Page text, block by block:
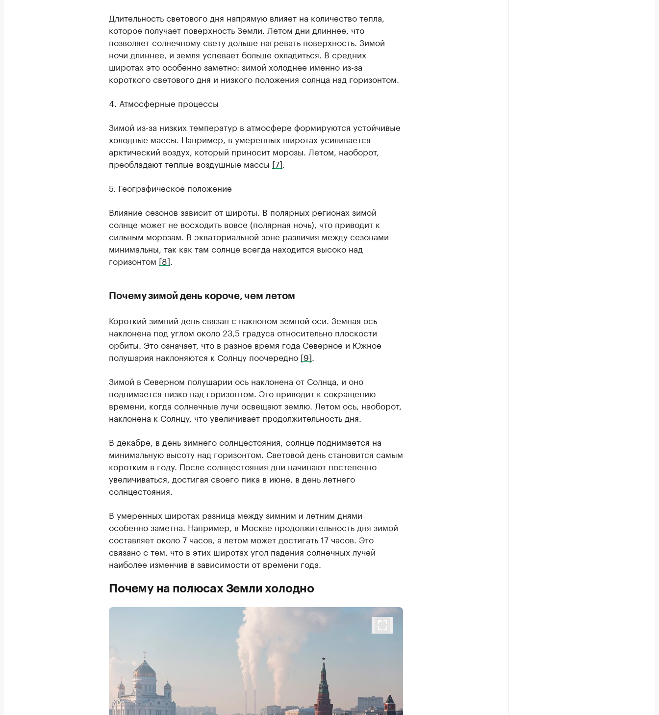
Длительность светового дня напрямую влияет на количество тепла,
которое получает поверхность Земли. Летом дни длиннее, что
позволяет солнечному свету дольше нагревать поверхность. Зимой
ночи длиннее, и земля успевает больше охладиться. В средних
широтах это особенно заметно: зимой холоднее именно из-за
короткого светового дня и низкого положения солнца над горизонтом.
4. Атмосферные процессы
Зимой из-за низких температур в атмосфере формируются устойчивые
холодные массы. Например, в умеренных широтах усиливается
арктический воздух, который приносит морозы. Летом, наоборот,
преобладают теплые воздушные массы [7]
5. Географическое положение
Влияние сезонов зависит от широты. В полярных регионах зимой
солнце может не восходить вовсе (полярная ночь), что приводит к
сильным морозам. В экваториальной зоне различия между сезонами
минимальны, так как там солнце всегда находится высоко над
горизонтом [8]
Почему зимой день короче, чем летом
Короткий зимний день связан с наклоном земной оси. Земная ось
наклонена под углом около 23,5 градуса относительно плоскости
орбиты. Это означает, что в разное время года Северное и Южное
полушария наклоняются к Солнцу поочередно [9]
Зимой в Северном полушарии ось наклонена от Солнца, и оно
поднимается низко над горизонтом. Это приводит к сокращению
времени, когда солнечные лучи освещают землю. Летом ось, наоборот,
наклонена к Солнцу, что увеличивает продолжительность дня.
В декабре, в день зимнего солнцестояния, солнце поднимается на
минимальную высоту над горизонтом. Световой день становится самым
коротким в году. После солнцестояния дни начинают постепенно
увеличиваться, достигая своего пика в июне, в день летнего
солнцестояния.
В умеренных широтах разница между зимним и летним днями
особенно заметна. Например, в Москве продолжительность дня зимой
составляет около 7 часов, а летом может достигать 17 часов. Это
связано с тем, что в этих широтах угол падения солнечных лучей
наиболее изменчив в зависимости от времени года.
Почему на полюсах Земли холодно